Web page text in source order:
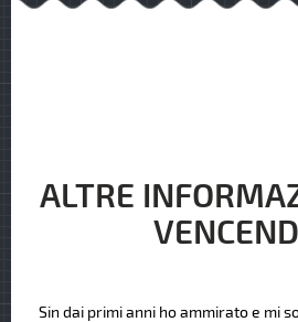
ALTRE
Sin dai primi anni ho ammirato e mi